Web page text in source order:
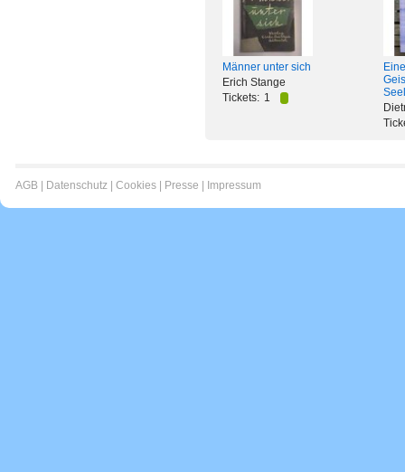
Männer unter sich
Erich Stange
Tickets: 1
AGB Datenschutz Cookies Presse Impressum